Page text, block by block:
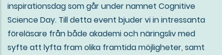
inspirationsdag som går under namnet Cognitive
Science Day. Till detta event bjuder vi in intressanta
föreläsare från både akademi och näringsliv med
syfte att lyfta fram olika framtida möjligheter, samt